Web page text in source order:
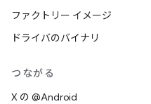
ファクトリー イメージ
ドライバのバイナリ
つながる
X の @Android